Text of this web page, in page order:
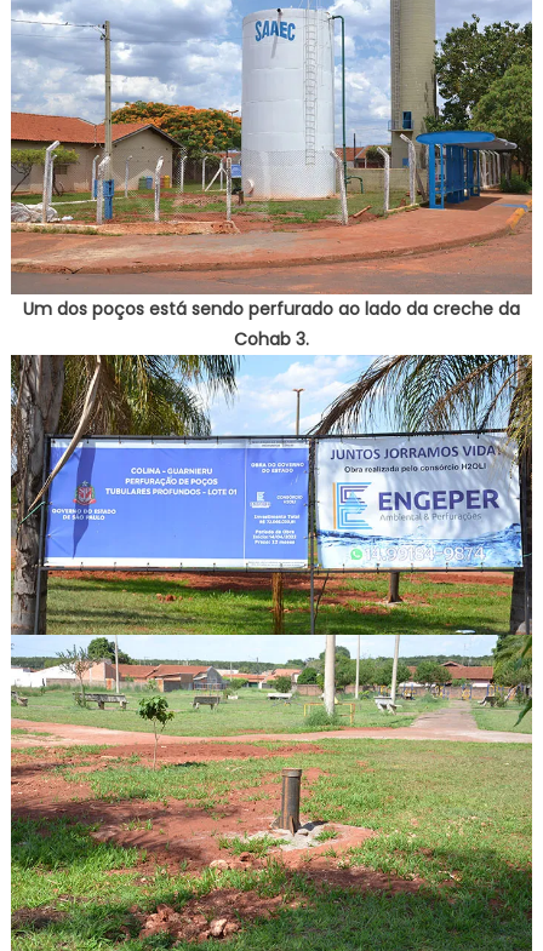
Um dos poços está sendo perfurado ao lado da creche da
Cohab 3.